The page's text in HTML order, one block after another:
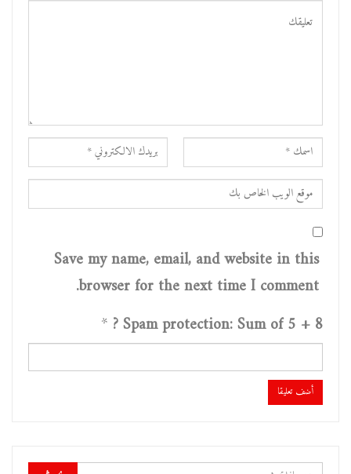
Save my name, email, and website in this
browser for the next time I comment.
Spam protection: Sum of 5 + 8 ?
*